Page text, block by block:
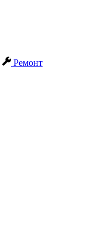
Ремонт